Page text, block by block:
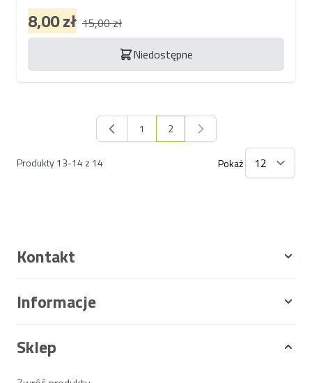
8,00 zł 15,00 zł
Niedostępne
Produkty13-14z 14
Strona
1 Aktualnie czytasz stronę
2
Pokaż
Kontakt
Informacje
Sklep